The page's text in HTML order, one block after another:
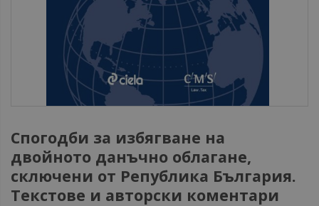
Спогодби за избягване на
двойното данъчно облагане,
сключени от Република България.
Текстове и авторски коментари